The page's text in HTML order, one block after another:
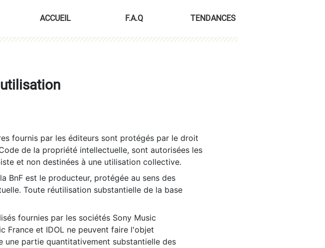
ACCUEIL F.A.Q TENDANCES
fournis par les éditeurs sont protégés par le droit
de la propriété intellectuelle, sont autorisées les
et non destinées à une utilisation collective.
BnF est le producteur, protégée au sens des
Toute réutilisation substantielle de la base
fournies par les sociétés Sony Music
France et IDOL ne peuvent faire l'objet
partie quantitativement substantielle des